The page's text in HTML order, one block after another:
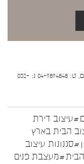
הילית קרש עיצוב ואדריכלות פנים, מושב הבונים, ט: 04-9894848 נ: 052-
#עיצוב דירת
הבית בארץ
#סגנונות עיצוב
#מעצבת פנים